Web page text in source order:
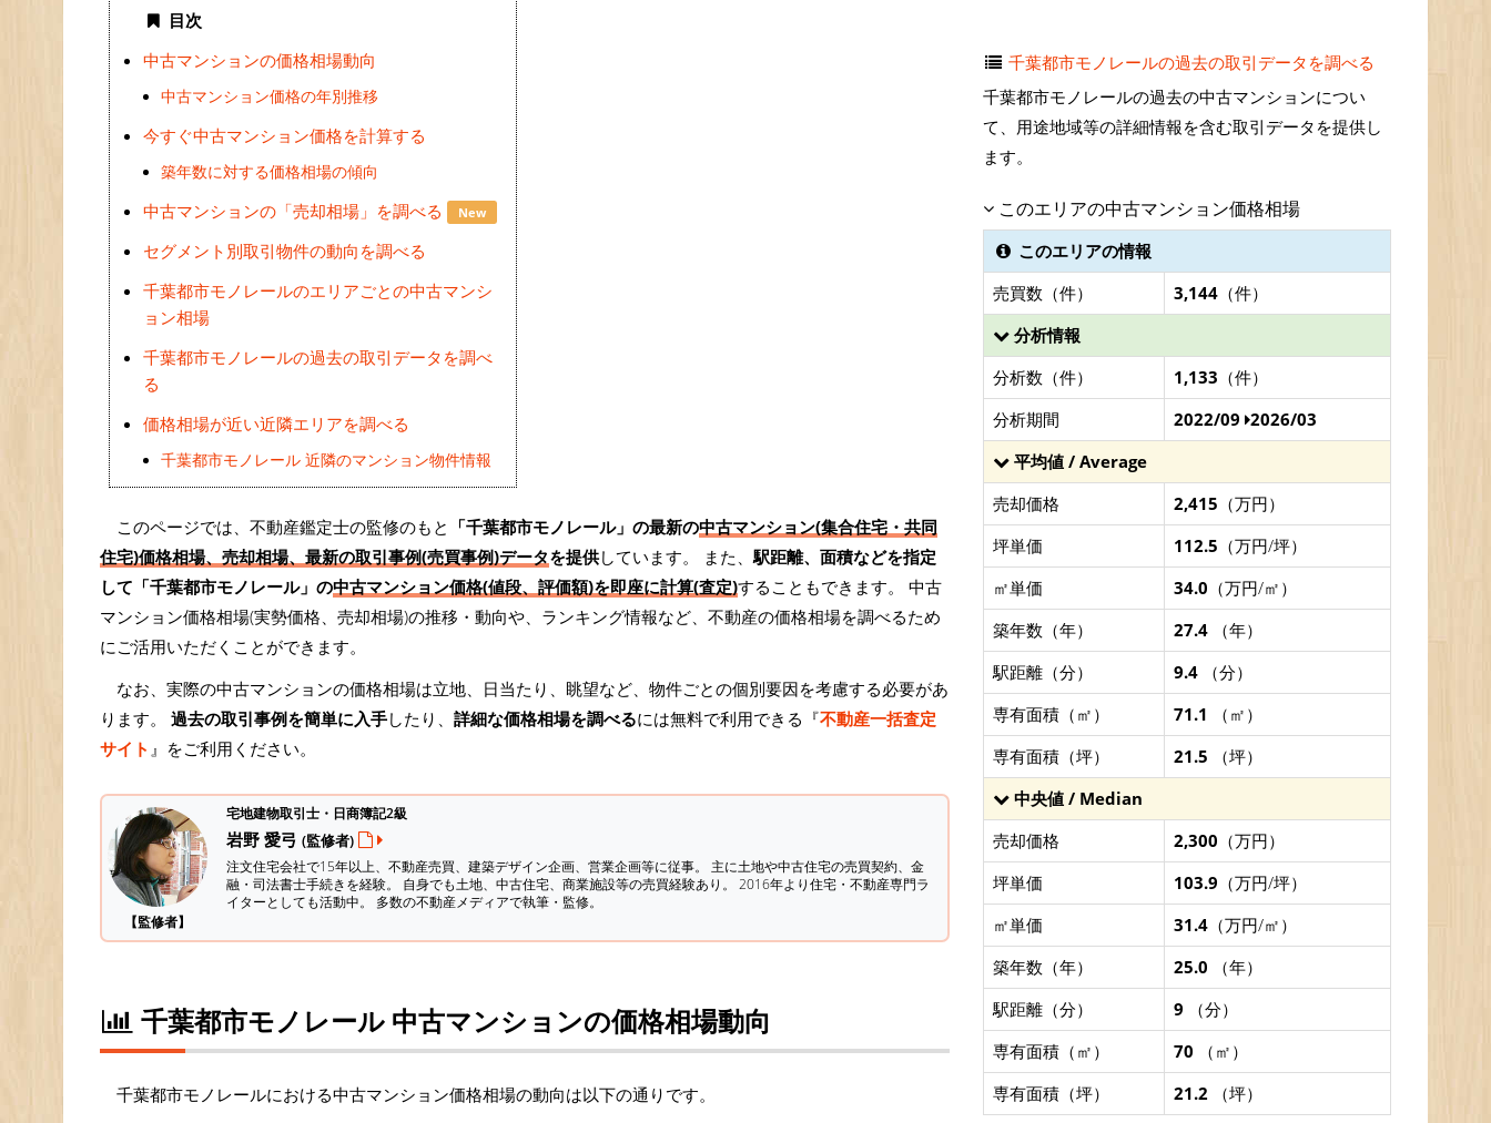
目次
中古マンションの価格相場動向
中古マンション価格の年別推移
今すぐ中古マンション価格を計算する
築年数に対する価格相場の傾向
中古マンションの「売却相場」を調べる New
セグメント別取引物件の動向を調べる
千葉都市モノレールのエリアごとの中古マンシ
ョン相場
千葉都市モノレールの過去の取引データを調べ
る
価格相場が近い近隣エリアを調べる
千葉都市モノレール 近隣のマンション物件情報
このページでは、不動産鑑定士の監修のもと 「千葉都市モノレール」の最新の中古マンション(集合住宅・共同
住宅)価格相場、売却相場、最新の取引事例(売買事例)データを提供しています。 また、駅距離、面積などを指定
して「千葉都市モノレール」の中古マンション価格(値段、評価額)を即座に計算(査定)することもできます。 中古
マンション価格相場(実勢価格、売却相場)の推移・動向や、ランキング情報など、不動産の価格相場を調べるため
にご活用いただくことができます。
なお、実際の中古マンションの価格相場は立地、日当たり、眺望など、物件ごとの個別要因を考慮する必要があ
ります。 過去の取引事例を簡単に入手したり、 詳細な価格相場を調べるには無料で利用できる『不動産一括査定
サイト 』をご利用ください。
【監修者】
宅地建物取引士・日商簿記2級
岩野 愛弓 (監修者)
注文住宅会社で15年以上、不動産売買、建築デザイン企画、営業企画等に従事。 主に土地や中古住宅の売買契約、金
融・司法書士手続きを経験。 自身でも土地、中古住宅、商業施設等の売買経験あり。 2016年より住宅・不動産専門ラ
イターとしても活動中。 多数の不動産メディアで執筆・監修。
千葉都市モノレール 中古マンションの価格相場動向
千葉都市モノレールにおける中古マンション価格相場の動向は以下の通りです。
千葉都市モノレールの過去の取引データを調べる
千葉都市モノレールの過去の中古マンションについ
て、用途地域等の詳細情報を含む取引データを提供し
ます。
このエリアの中古マンション価格相場
このエリアの情報
売買数（件）
3,144 （件）
分析情報
分析数（件）
1,133 （件）
分析期間
2022/09 2026/03
平均値 / Average
売却価格
2,415 （万円）
坪単価
112.5 （万円/坪）
㎡単価
34.0 （万円/㎡）
築年数（年）
27.4 （年）
駅距離（分）
9.4 （分）
専有面積（㎡）
71.1 （㎡）
専有面積（坪）
21.5 （坪）
中央値 / Median
売却価格
2,300 （万円）
坪単価
103.9 （万円/坪）
㎡単価
31.4 （万円/㎡）
築年数（年）
25.0 （年）
駅距離（分）
9 （分）
専有面積（㎡）
70 （㎡）
専有面積（坪）
21.2 （坪）